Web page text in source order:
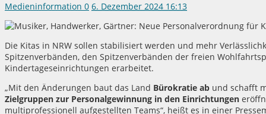
Medieninformation 0 6. Dezember 2024 16:13
Die Kitas in NRW sollen stabilisiert werden und mehr
Spitzenverbänden, den Spitzenverbänden der freien
Kindertageseinrichtungen erarbeitet.
„Mit den Änderungen baut das Land Bürokratie ab und schafft
Zielgruppen zur Personalgewinnung in den Einrichtungen
multiprofessionell aufgestellten Teams“, heißt es in einer